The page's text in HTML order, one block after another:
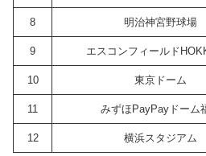
8 明治神宮野球場
9 エスコンフィールド
10 東京ドーム
11 みずほPayPayドーム
12 横浜スタジアム